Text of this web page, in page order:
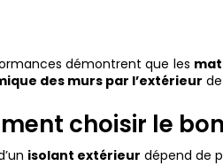
démontrent que les
des murs par l’extérieur
choisir le
isolant extérieur dépend de